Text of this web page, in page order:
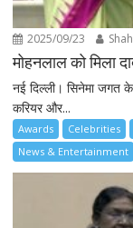
2025/09/23
मोहनलाल को मिला
नई दिल्ली। सिनेमा जगत
करियर और...
Awards Celebrities
News & Entertainment